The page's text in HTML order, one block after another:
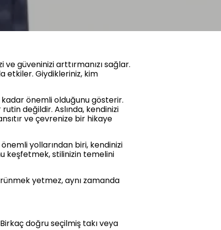
güveninizi arttırmanızı sağlar.
etkiler. Giydikleriniz, kim
kadar önemli olduğunu gösterir.
değildir. Aslında, kendinizi
ve çevrenize bir hikaye
yollarından biri, kendinizi
keşfetmek, stilinizin temelini
yetmez, aynı zamanda
doğru seçilmiş takı veya